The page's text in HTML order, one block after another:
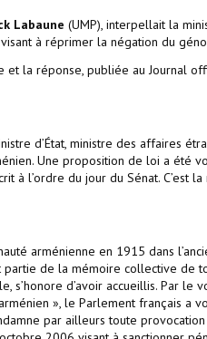
Labaune (UMP), interpellait la
à réprimer la négation du
et la réponse, publiée au Journal
d’État, ministre des affaires
Une proposition de loi a été
à l’ordre du jour du Sénat.
arménienne en 1915 dans
de la mémoire collective de
s’honore d’avoir accueillis. Par
», le Parlement français a
par ailleurs toute